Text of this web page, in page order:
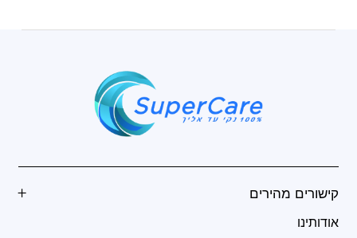
את
את
המוצר
קישורים מהירים
אודותינו